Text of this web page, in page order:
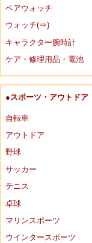
ペアウォッチ
ウォッチ(⇒)
キャラクター腕時計
ケア・修理用品・電池
●スポーツ・アウトドア
自転車
アウトドア
野球
サッカー
テニス
卓球
マリンスポーツ
ウインタースポーツ